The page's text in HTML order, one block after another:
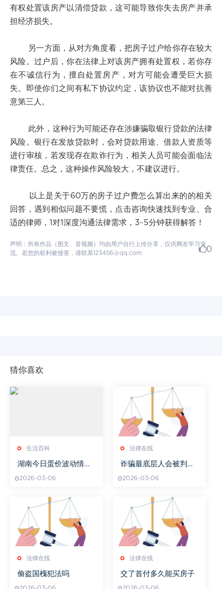
有权处置该房产以清偿贷款，这可能导致你失去房产并承
担经济损失。
另一方面，从对方角度看，把房子过户给你存在较大
风险。过户后，你在法律上对该房产拥有处置权，若你存
在不诚信行为，擅自处置房产，对方可能会遭受巨大损
失。即使你们之间有私下协议约定，该协议也不能对抗善
意第三人。
此外，这种行为可能还存在涉嫌骗取银行贷款的法律
风险。银行在发放贷款时，会对贷款用途、借款人资质等
进行审核，若发现存在欺诈行为，相关人员可能会面临法
律责任。总之，这种操作风险较大，不建议进行。
以上是关于60万的房子过户费怎么算出来的的相关
回答，遇到相似问题不要慌，点击咨询快速找到专业、合
适的律师，1对1深度沟通法律需求，3~5分钟获得解答！
声明：所有作品（图文、音视频）均由用户自行上传分享，仅供网友学习交
流。若您的权利被侵害，请联系123456@qq.com
0
猜你喜欢
生活百科
湖南今日蛋价波动情况
2026-03-06
法律在线
诈骗最底层人会被判刑
2026-03-06
法律在线
偷盗国槐犯法吗
法律在线
交了首付多久能买房子